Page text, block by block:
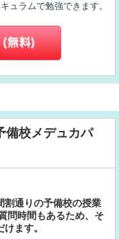
ュラムで勉強できます。
備校メデュカパ
割通りの予備校の授業
問時間もあるため、そ
ます。